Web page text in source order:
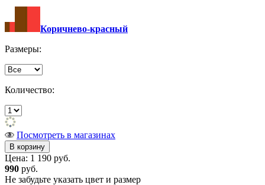
Коричнево-красный
Размеры:
Количество:
Посмотреть в магазинах
Цена: 1 190 руб.
990 руб.
Не забудьте указать цвет и размер